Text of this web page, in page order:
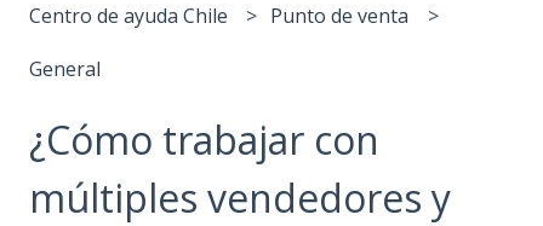
Centro de ayuda Chile Punto de venta
General
¿Cómo trabajar con
múltiples vendedores y